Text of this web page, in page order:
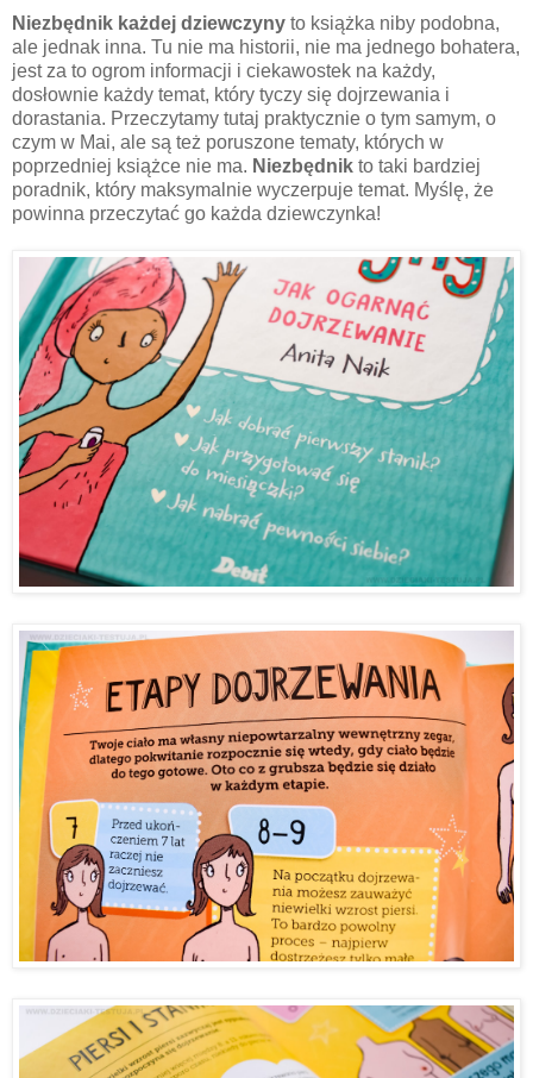
Niezbędnik każdej dziewczyny to książka niby podobna,
ale jednak inna. Tu nie ma historii, nie ma jednego bohatera,
jest za to ogrom informacji i ciekawostek na każdy,
dosłownie każdy temat, który tyczy się dojrzewania i
dorastania. Przeczytamy tutaj praktycznie o tym samym, o
czym w Mai, ale są też poruszone tematy, których w
poprzedniej książce nie ma. Niezbędnik to taki bardziej
poradnik, który maksymalnie wyczerpuje temat. Myślę, że
powinna przeczytać go każda dziewczynka!